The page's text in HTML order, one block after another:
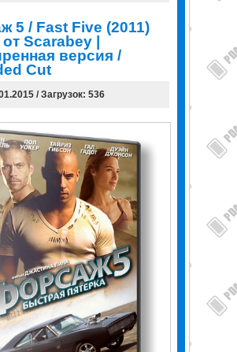
5 / Fast Five (2011)
Scarabey |
версия /
Cut
/ Загрузок: 536